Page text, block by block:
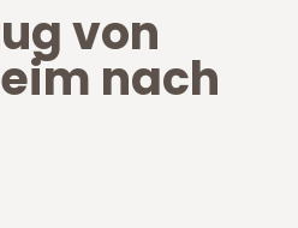
von
nach